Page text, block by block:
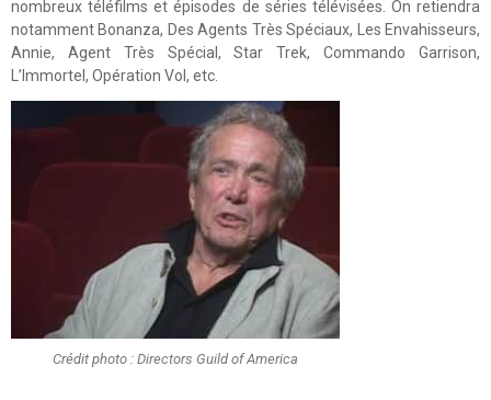
nombreux téléfilms et épisodes de séries télévisées. On retiendra
notamment Bonanza, Des Agents Très Spéciaux, Les Envahisseurs,
Annie, Agent Très Spécial, Star Trek, Commando Garrison,
L’Immortel, Opération Vol, etc.
Crédit photo : Directors Guild of America